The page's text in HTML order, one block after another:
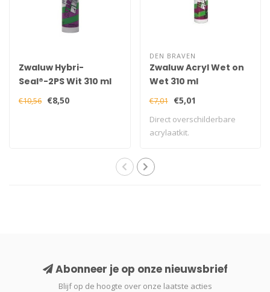
Zwaluw Hybri-
Seal®-2PS Wit 310 ml
€10,56 €8,50
DEN BRAVEN
Zwaluw Acryl Wet on
Wet 310 ml
€7,01 €5,01
Direct overschilderbare
acrylaatkit.
Abonneer je op onze nieuwsbrief
Blijf op de hoogte over onze laatste acties